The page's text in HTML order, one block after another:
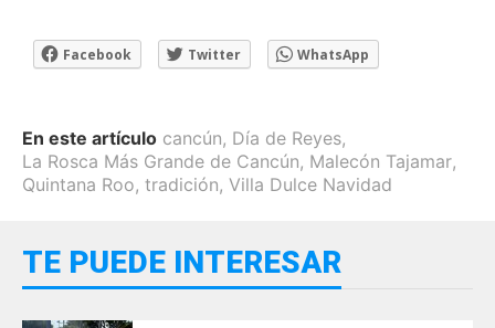
Facebook Twitter WhatsApp
En este artículo cancún, Día de Reyes,
La Rosca Más Grande de Cancún, Malecón Tajamar,
Quintana Roo, tradición, Villa Dulce Navidad
TE PUEDE INTERESAR